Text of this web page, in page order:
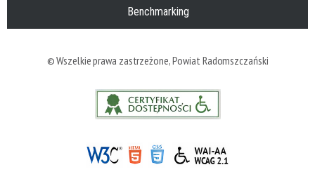
Benchmarking
© Wszelkie prawa zastrzeżone,Powiat Radomszczański